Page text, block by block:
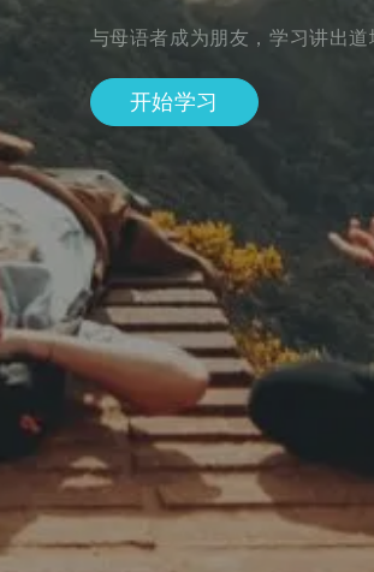
与母语者成为朋友，学习讲出道
开始学习